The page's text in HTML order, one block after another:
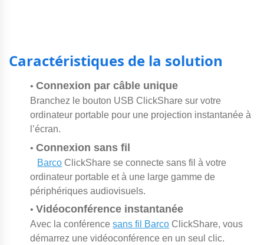
Caractéristiques de la solution
•Connexion par câble unique
Branchez le bouton USB ClickShare sur votre
ordinateur portable pour une projection instantanée à
l’écran.
•Connexion sans fil
Barco ClickShare se connecte sans fil à votre
ordinateur portable et à une large gamme de
périphériques audiovisuels.
•Vidéoconférence instantanée
Avec la conférencesans fil Barco ClickShare, vous
démarrez une vidéoconférence en un seul clic.